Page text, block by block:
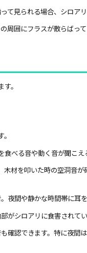
て見られる場合、シロア
周囲にフラスが散らばっ
。
べる音や動く音が聞こえ
材を叩いた時の空洞音
夜間や静かな時間帯に耳
がシロアリに食害されて
確認できます。特に夜間